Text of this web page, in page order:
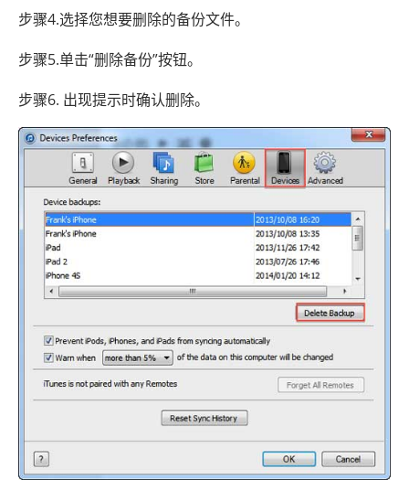
步骤4.选择您想要删除的备份文件。
步骤5.单击“删除备份”按钮。
步骤6. 出现提示时确认删除。